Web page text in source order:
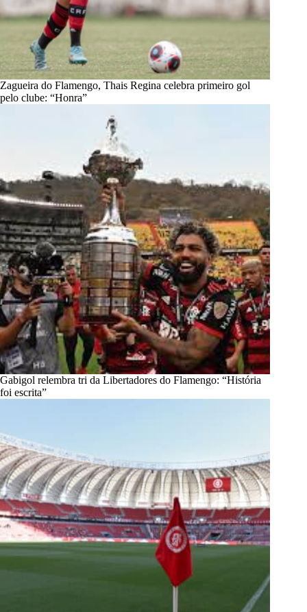
Zagueira do Flamengo, Thais Regina celebra primeiro gol
pelo clube: “Honra”
Gabigol relembra tri da Libertadores do Flamengo: “História
foi escrita”